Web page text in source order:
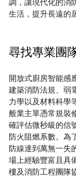
調，讓現代化的消
生活，提升長遠的
尋找專業團
開放式廚房智能感
建築消防法規、弱
力學以及材料科學
般業主單憑常規裝
確評估微秒級的信
防火阻燃系數。為
防線達到萬無一失
場上經驗豐富且具
樓及消防工程團隊